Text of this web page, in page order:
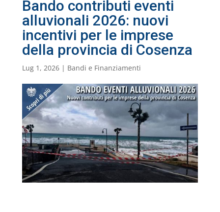
Bando contributi eventi
alluvionali 2026: nuovi
incentivi per le imprese
della provincia di Cosenza
Lug 1, 2026| Bandi e Finanziamenti